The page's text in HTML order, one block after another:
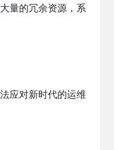
量的冗余资源，系
应对新时代的运维